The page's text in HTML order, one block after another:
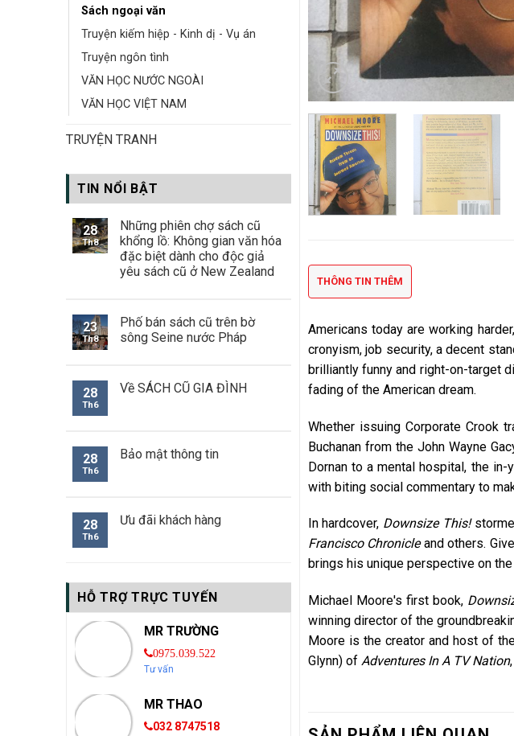
Sách ngoại văn
Truyện kiếm hiệp - Kinh dị - Vụ án
Truyện ngôn tình
VĂN HỌC NƯỚC NGOÀI
VĂN HỌC VIỆT NAM
TRUYỆN TRANH
TIN NỔI BẬT
28
Th8
Những phiên chợ sách cũ
khổng lồ: Không gian văn hóa
đặc biệt dành cho độc giả
yêu sách cũ ở New Zealand
23
Th8
Phố bán sách cũ trên bờ
sông Seine nước Pháp
28
Th6
Về SÁCH CŨ GIA ĐÌNH
28
Th6
Bảo mật thông tin
28
Th6
Ưu đãi khách hàng
HỖ TRỢ TRỰC TUYẾN
MR TRƯỜNG
0975.039.522
Tư vấn
MR THAO
032 8747518
THÔNG TIN THÊM
Americans today are working
cronyism, job security, a decent
brilliantly funny and right-on-target
fading of the American dream.
Whether issuing Corporate Crook
Buchanan from the John Wayne
Dornan to a mental hospital, the
with biting social commentary to
In hardcover, Downsize This!
Francisco Chronicleand others.
brings his unique perspective on
Michael Moore's first book,
winning director of the
Moore is the creator and host of
Glynn) of Adventures In A TV Nation